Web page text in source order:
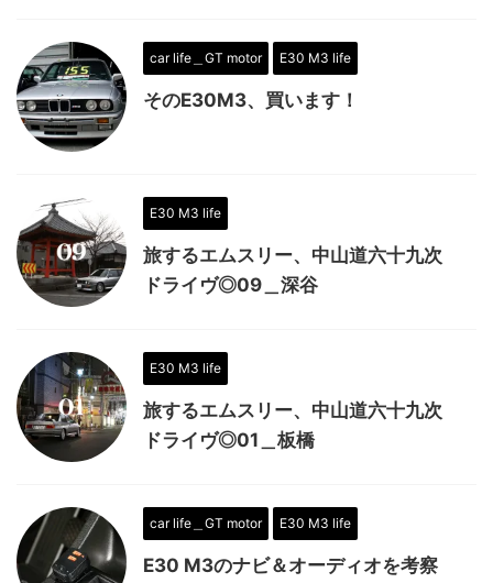
car life＿GT motor E30 M3 life
そのE30M3、買います！
E30 M3 life
旅するエムスリー、中山道六十九次
ドライヴ◎09＿深谷
E30 M3 life
旅するエムスリー、中山道六十九次
ドライヴ◎01＿板橋
car life＿GT motor E30 M3 life
E30 M3のナビ＆オーディオを考察